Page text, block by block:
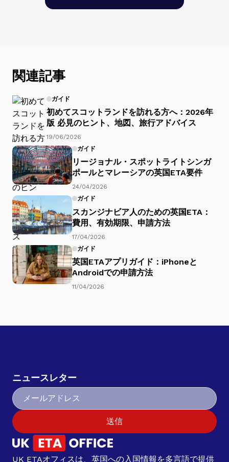
関連記事
ガイド
初めてスコットランドを訪れる方へ：2026年
版 必見のヒント、地図、旅行アドバイス
19/06/2026
ガイド
リージョナル・スポットライトシンガ
ポールとマレーシアの英国ETA要件
24/04/2026
ガイド
スカンジナビア人のための英国ETA：
費用、有効期限、申請方法
17/04/2026
ガイド
英国ETAアプリガイド：iPhoneと
Androidでの申請方法
11/04/2026
ニュースレター
送信
UK ETAオフィスは、英国への入国情報を多言語で提供